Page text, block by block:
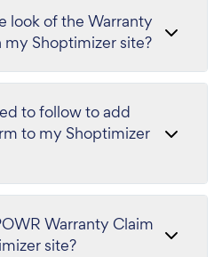
look of the Warranty
Claim Form app on my Shoptimizer site?
to follow to add
to my Shoptimizer
Warranty Claim
Form on my Shoptimizer site?